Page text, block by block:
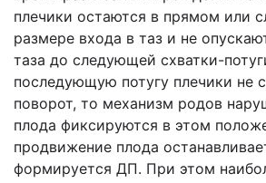
плечики остаются в прямом или
размере входа в таз и не
таза до следующей схватки-
последующую потугу плечики не
поворот, то механизм родов
плода фиксируются в этом
продвижение плода
формируется ДП. При этом